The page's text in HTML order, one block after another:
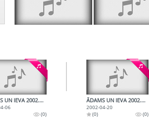
ĀDAMS UN IEVA 2002.04.06.
06
(0)
ĀDAMS UN IEVA 2002.04.20.
2002-04-20
(0)
(0)